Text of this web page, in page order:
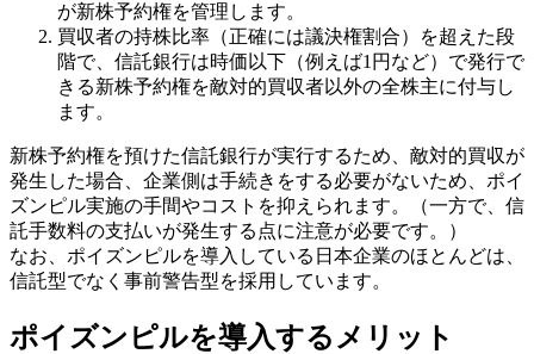
が新株予約権を管理します。
買収者の持株比率（正確には議決権割合）を超えた段
階で、信託銀行は時価以下（例えば1円など）で発行で
きる新株予約権を敵対的買収者以外の全株主に付与し
ます。
新株予約権を預けた信託銀行が実行するため、敵対的買収が
発生した場合、企業側は手続きをする必要がないため、ポイ
ズンピル実施の手間やコストを抑えられます。（一方で、信
託手数料の支払いが発生する点に注意が必要です。）
なお、ポイズンピルを導入している日本企業のほとんどは、
信託型でなく事前警告型を採用しています。
ポイズンピルを導入するメリット